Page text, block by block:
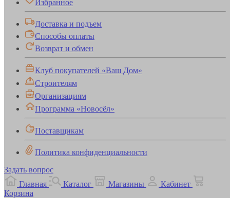
Избранное
Доставка и подъем
Способы оплаты
Возврат и обмен
Клуб покупателей «Ваш Дом»
Строителям
Организациям
Программа «Новосёл»
Поставщикам
Политика конфиденциальности
Задать вопрос
Главная
Каталог Магазины
Кабинет
Корзина